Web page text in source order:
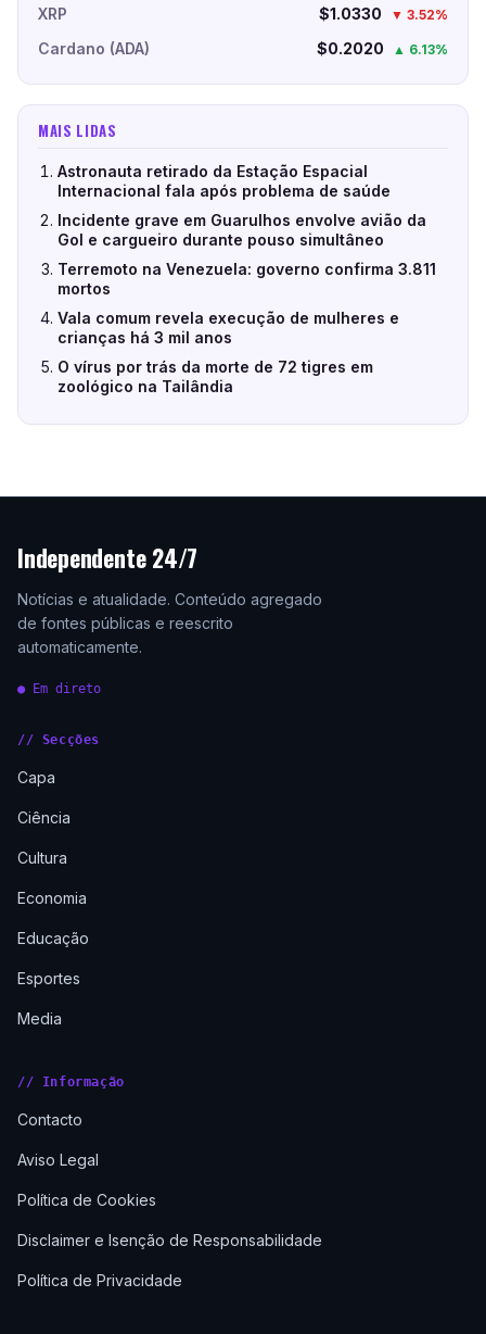
XRP $1.0330 ▼ 3.52%
Cardano (ADA) $0.2020 ▲ 6.13%
MAIS LIDAS
Astronauta retirado da Estação Espacial
Internacional fala após problema de saúde
Incidente grave em Guarulhos envolve avião da
Gol e cargueiro durante pouso simultâneo
Terremoto na Venezuela: governo confirma 3.811
mortos
Vala comum revela execução de mulheres e
crianças há 3 mil anos
O vírus por trás da morte de 72 tigres em
zoológico na Tailândia
Independente 24/7
Notícias e atualidade. Conteúdo agregado
de fontes públicas e reescrito
automaticamente.
● Em direto
// Secções
Capa
Ciência
Cultura
Economia
Educação
Esportes
Media
// Informação
Contacto
Aviso Legal
Política de Cookies
Disclaimer e Isenção de Responsabilidade
Política de Privacidade